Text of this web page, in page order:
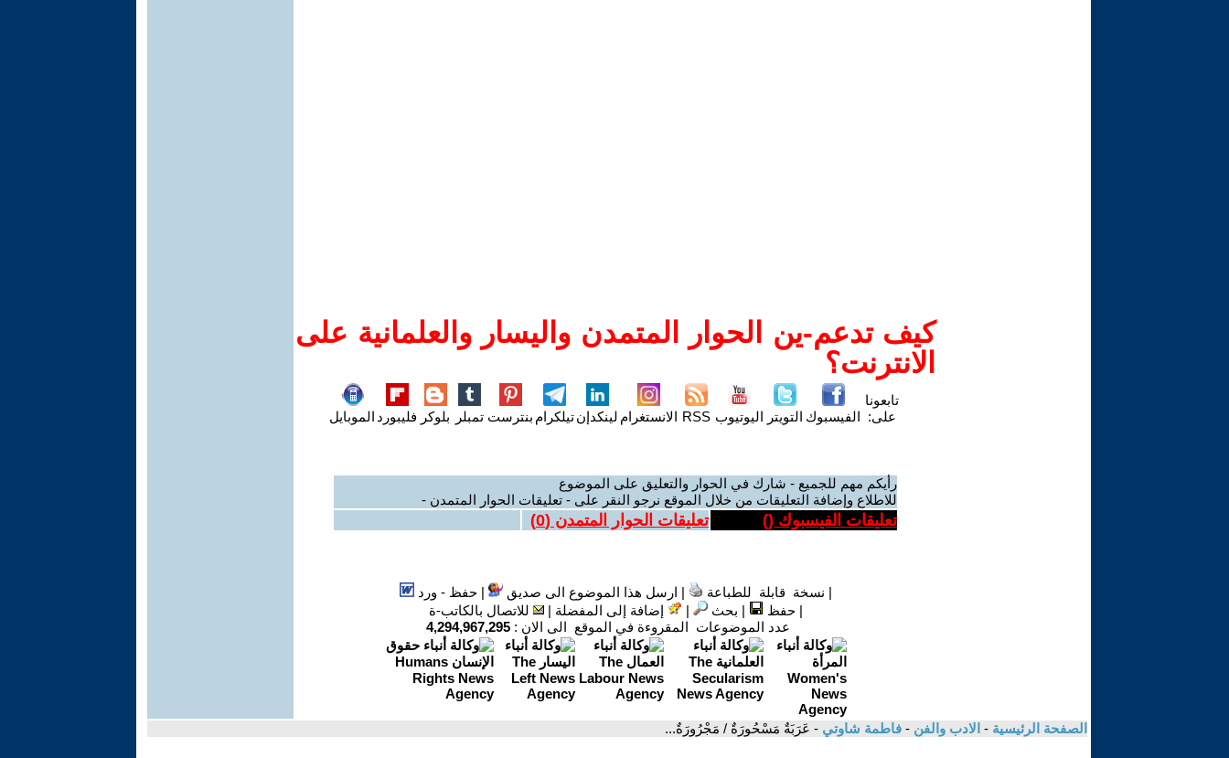
كيف تدعم-ين الحوار المتمدن واليسار والعلمانية على
الانترنت؟
تابعونا
على: الفيسبوك التويتر اليوتيوب RSS الانستغرام لينكدإنتيلكرام بنترست تمبلر بلوكر فليبورد الموبايل
رأيكم مهم للجميع - شارك في الحوار والتعليق على الموضوع
للاطلاع وإضافة التعليقات من خلال الموقع نرجو النقر على - تعليقات الحوار المتمدن -
تعليقات الفيسبوك () تعليقات الحوار المتمدن (0
)
| نسخة قابلة للطباعة | ارسل هذا الموضوع الى صديق |حفظ - ورد
|حفظ | بحث | إضافة إلى المفضلة |
للاتصال بالكاتب-ة
عدد الموضوعات المقروءة في الموقع الى الان : 4,294,967,295
الصفحة الرئيسية - الادب والفن - فاطمة شاوتي - عَرَبَةٌ مَسْحُورَةٌ / مَجْرُورَةٌ...